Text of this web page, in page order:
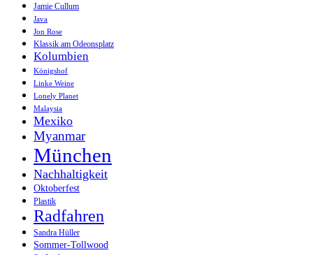
Jamie Cullum
Java
Jon Rose
Klassik am Odeonsplatz
Kolumbien
Königshof
Linke Weine
Lonely Planet
Malaysia
Mexiko
Myanmar
München
Nachhaltigkeit
Oktoberfest
Plastik
Radfahren
Sandra Hüller
Sommer-Tollwood